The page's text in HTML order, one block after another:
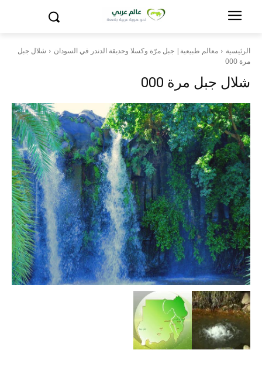
الرئيسية معالم طبيعية| جبل مرّة وكسلا وحديقة الدندر في السودان
شلال جبل
مرة 000
شلال جبل مرة 000